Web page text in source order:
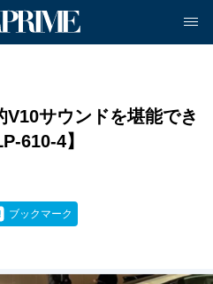
サウンドを堪能でき
610-4】
ブックマーク